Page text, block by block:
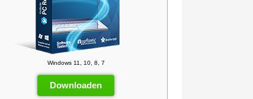
Windows 11, 10, 8, 7
Downloaden